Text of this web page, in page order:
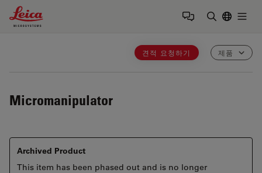
Leica Microsystems Logo
견적 요청하기 제품
Micromanipulator
Archived Product
This item has been phased out and is no longer